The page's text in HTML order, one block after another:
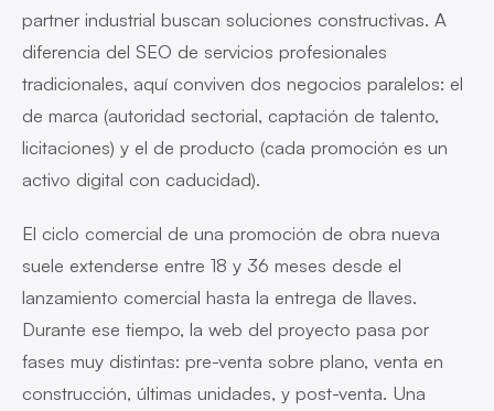
partner industrial buscan soluciones constructivas. A
diferencia del SEO de servicios profesionales
tradicionales, aquí conviven dos negocios paralelos: el
de marca (autoridad sectorial, captación de talento,
licitaciones) y el de producto (cada promoción es un
activo digital con caducidad).
El ciclo comercial de una promoción de obra nueva
suele extenderse entre 18 y 36 meses desde el
lanzamiento comercial hasta la entrega de llaves.
Durante ese tiempo, la web del proyecto pasa por
fases muy distintas: pre-venta sobre plano, venta en
construcción, últimas unidades, y post-venta. Una